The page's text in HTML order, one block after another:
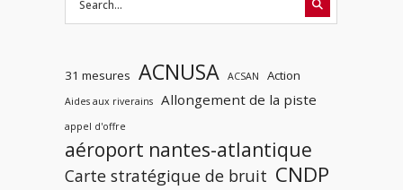
31 mesures ACNUSA ACSAN Action
Aides aux riverains Allongement de la piste
appel d'offre
aéroport nantes-atlantique
Carte stratégique de bruit CNDP